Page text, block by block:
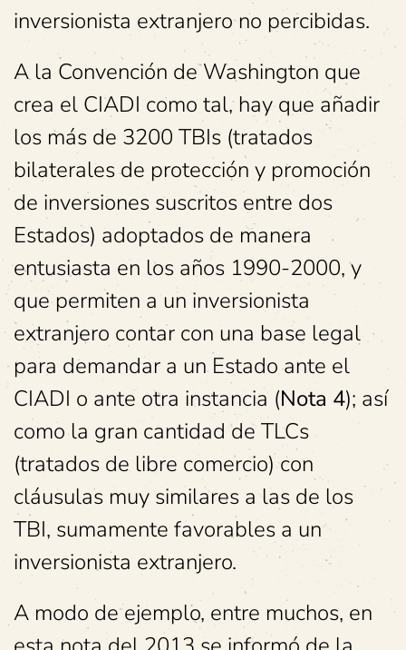
inversionista extranjero no percibidas.
A la Convención de Washington que
crea el CIADI como tal, hay que añadir
los más de 3200 TBIs (tratados
bilaterales de protección y promoción
de inversiones suscritos entre dos
Estados) adoptados de manera
entusiasta en los años 1990-2000, y
que permiten a un inversionista
extranjero contar con una base legal
para demandar a un Estado ante el
CIADI o ante otra instancia (Nota 4); así
como la gran cantidad de TLCs
(tratados de libre comercio) con
cláusulas muy similares a las de los
TBI, sumamente favorables a un
inversionista extranjero.
A modo de ejemplo, entre muchos, en